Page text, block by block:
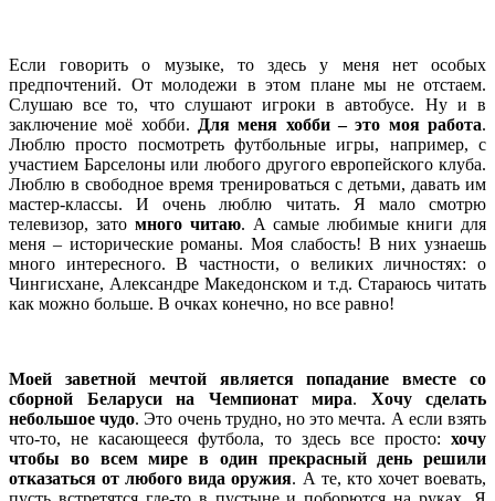
Если говорить о музыке, то здесь у меня нет особых
предпочтений. От молодежи в этом плане мы не отстаем.
Слушаю все то, что слушают игроки в автобусе. Ну и в
заключение моё хобби. Для меня хобби – это моя работа.
Люблю просто посмотреть футбольные игры, например, с
участием Барселоны или любого другого европейского клуба.
Люблю в свободное время тренироваться с детьми, давать им
мастер-классы. И очень люблю читать. Я мало смотрю
телевизор, зато много читаю. А самые любимые книги для
меня – исторические романы. Моя слабость! В них узнаешь
много интересного. В частности, о великих личностях: о
Чингисхане, Александре Македонском и т.д. Стараюсь читать
как можно больше. В очках конечно, но все равно!
Моей заветной мечтой является попадание вместе со
сборной Беларуси на Чемпионат мира. Хочу сделать
небольшое чудо. Это очень трудно, но это мечта. А если взять
что-то, не касающееся футбола, то здесь все просто: хочу
чтобы во всем мире в один прекрасный день решили
отказаться от любого вида оружия. А те, кто хочет воевать,